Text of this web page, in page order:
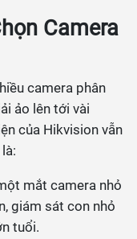
Camera
camera phân
ảo lên tới vài
của Hikvision vẫn
mắt camera nhỏ
giám sát con nhỏ
tuổi.